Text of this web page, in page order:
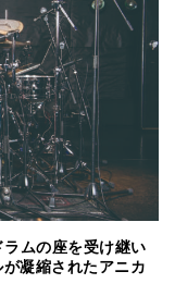
ムの座を受け継い
凝縮されたアニカ